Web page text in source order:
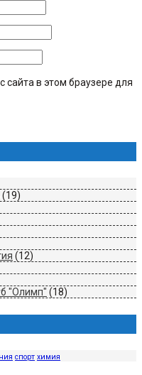
сайта в этом браузере для
(19)
(12)
"Олимп" (18)
спорт химия